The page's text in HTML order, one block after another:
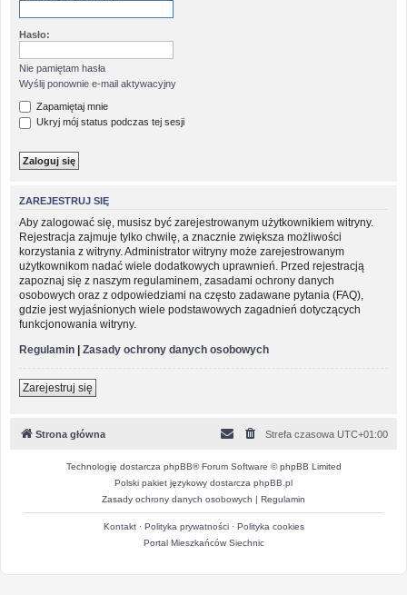
Hasło:
Nie pamiętam hasła
Wyślij ponownie e-mail aktywacyjny
Zapamiętaj mnie
Ukryj mój status podczas tej sesji
ZAREJESTRUJ SIĘ
Aby zalogować się, musisz być zarejestrowanym użytkownikiem witryny.
Rejestracja zajmuje tylko chwilę, a znacznie zwiększa możliwości
korzystania z witryny. Administrator witryny może zarejestrowanym
użytkownikom nadać wiele dodatkowych uprawnień. Przed rejestracją
zapoznaj się z naszym regulaminem, zasadami ochrony danych
osobowych oraz z odpowiedziami na często zadawane pytania (FAQ),
gdzie jest wyjaśnionych wiele podstawowych zagadnień dotyczących
funkcjonowania witryny.
Regulamin | Zasady ochrony danych osobowych
Zarejestruj się
Strona główna Strefa czasowa UTC+01:00
Technologię dostarcza phpBB® Forum Software © phpBB Limited
Polski pakiet językowy dostarcza phpBB.pl
Zasady ochrony danych osobowych | Regulamin
Kontakt· Polityka prywatności· Polityka cookies
Portal Mieszkańców Siechnic